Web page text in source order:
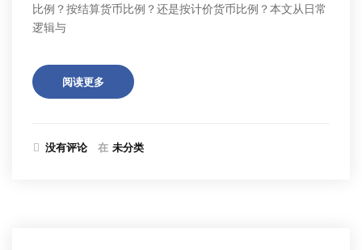
比例？按结算货币比例？还是按计价货币比例？本文从日常
逻辑与
阅读更多
没有评论 在 未分类